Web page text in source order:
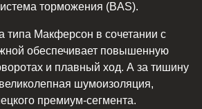
торможения (BAS).
типа Макферсон в сочетании с
обеспечивает повышенную
и плавный ход. А за тишину
шумоизоляция,
премиум-сегмента.